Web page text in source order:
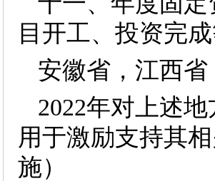
目开工、投资完
安徽省，江西
2022年对上述
用于激励支持其
施）